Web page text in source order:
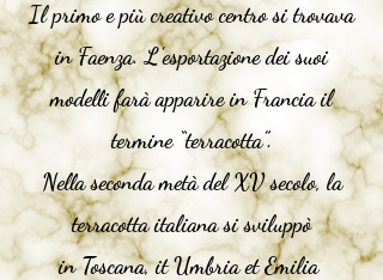
Il primo e più creativo centro si trovava
inFaenza. L'esportazione dei suoi
modelli farà apparire in Francia il
termine “terracotta”.
Nella seconda metà del XV secolo, la
terracotta italiana si sviluppò
inToscana, itUmbriaetEmilia